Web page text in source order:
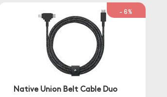
-6%
Native Union Belt Cable Duo